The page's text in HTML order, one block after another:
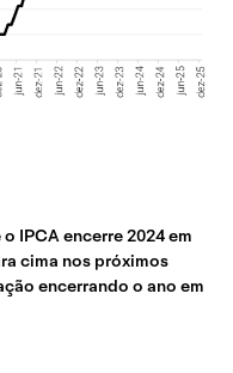
IPCA encerre 2024 em
cima nos próximos
encerrando o ano em